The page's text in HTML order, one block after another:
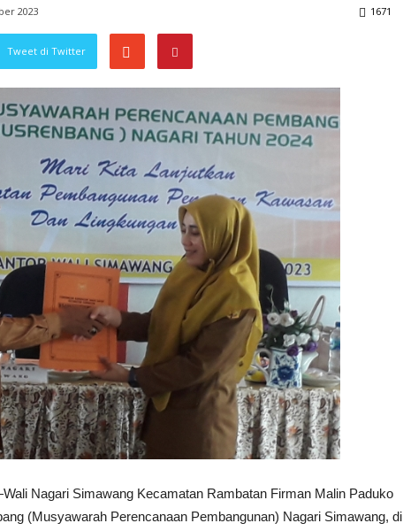
2023 1671
Tweet di Twitter
Nagari Simawang Kecamatan Rambatan Firman Malin Paduko
(Musyawarah Perencanaan Pembangunan) Nagari Simawang, di